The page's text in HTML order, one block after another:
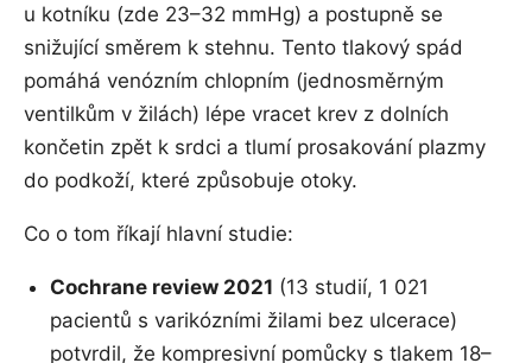
u kotníku (zde 23–32 mmHg) a postupně se
snižující směrem k stehnu. Tento tlakový spád
pomáhá venózním chlopním (jednosměrným
ventilkům v žilách) lépe vracet krev z dolních
končetin zpět k srdci a tlumí prosakování plazmy
do podkoží, které způsobuje otoky.
Co o tom říkají hlavní studie:
Cochrane review 2021 (13 studií, 1 021
pacientů s varikózními žilami bez ulcerace)
potvrdil, že kompresivní pomůcky s tlakem 18–